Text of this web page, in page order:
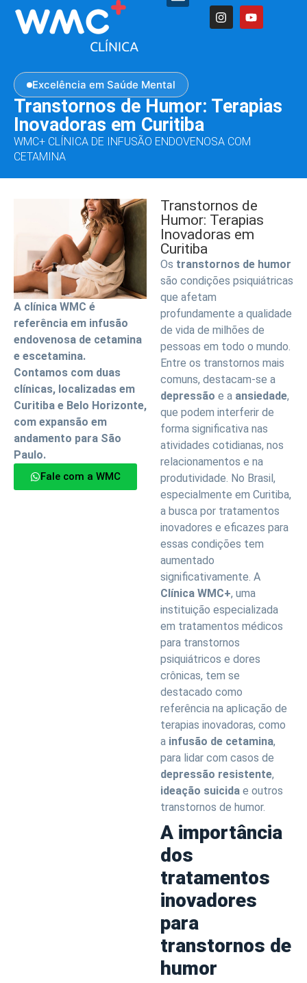
Excelência em Saúde Mental
Transtornos de Humor: Terapias
Inovadoras em Curitiba
WMC+ CLÍNICA DE INFUSÃO ENDOVENOSA COM
CETAMINA
A clínica WMC é
referência em infusão
endovenosa de cetamina
e escetamina.
Contamos com duas
clínicas, localizadas em
Curitiba e Belo Horizonte,
com expansão em
andamento para São
Paulo.
Fale com a WMC
Transtornos de
Humor: Terapias
Inovadoras em
Curitiba
Os transtornos de humor
são condições psiquiátricas
que afetam
profundamente a qualidade
de vida de milhões de
pessoas em todo o mundo.
Entre os transtornos mais
comuns, destacam-se a
depressão e a ansiedade,
que podem interferir de
forma significativa nas
atividades cotidianas, nos
relacionamentos e na
produtividade. No Brasil,
especialmente em Curitiba,
a busca por tratamentos
inovadores e eficazes para
essas condições tem
aumentado
significativamente. A
Clínica WMC+, uma
instituição especializada
em tratamentos médicos
para transtornos
psiquiátricos e dores
crônicas, tem se
destacado como
referência na aplicação de
terapias inovadoras, como
a infusão de cetamina,
para lidar com casos de
depressão resistente,
ideação suicida e outros
transtornos de humor.
A importância
dos
tratamentos
inovadores
para
transtornos de
humor